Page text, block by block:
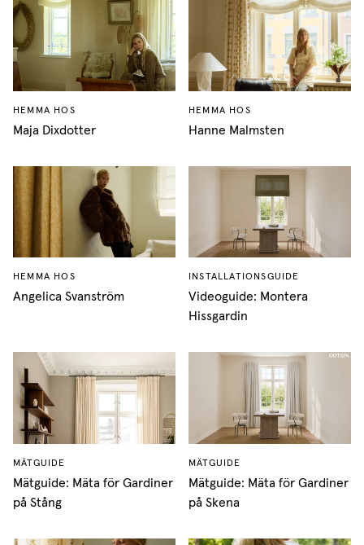
HEMMA HOS
Maja Dixdotter
HEMMA HOS
Hanne Malmsten
HEMMA HOS
Angelica Svanström
INSTALLATIONSGUIDE
Videoguide: Montera
Hissgardin
MÄTGUIDE
Mätguide: Mäta för Gardiner
på Stång
MÄTGUIDE
Mätguide: Mäta för Gardiner
på Skena